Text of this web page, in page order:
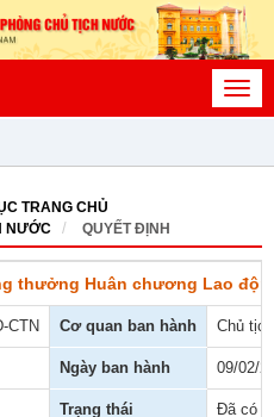
TRANG CHỦ
NƯỚC
QUYẾT ĐỊNH
thưởng Huân chương Lao
CTN Cơ quan ban hành Chủ
Ngày ban hành 09/02/
Trạng thái Đã có